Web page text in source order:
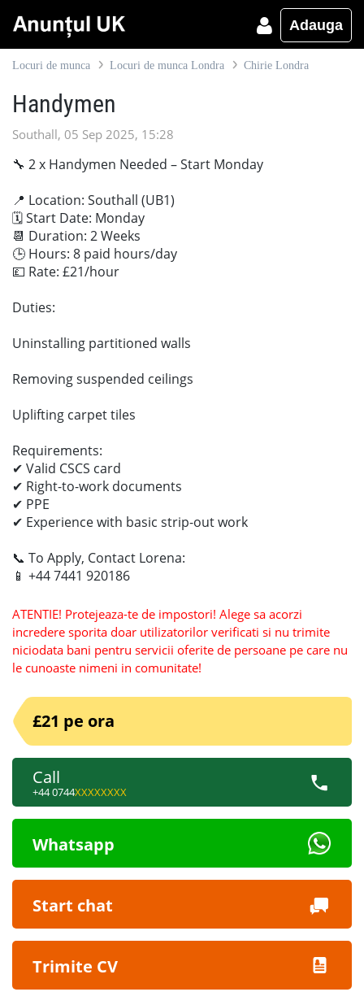
Adauga
Locuri de munca Locuri de munca Londra Chirie Londra
Handymen
Southall, 05 Sep 2025, 15:28
🔧 2 x Handymen Needed – Start Monday
📍 Location: Southall (UB1)
🗓 Start Date: Monday
📆 Duration: 2 Weeks
🕒 Hours: 8 paid hours/day
💷 Rate: £21/hour
Duties:
Uninstalling partitioned walls
Removing suspended ceilings
Uplifting carpet tiles
Requirements:
✔ Valid CSCS card
✔ Right-to-work documents
✔ PPE
✔ Experience with basic strip-out work
📞 To Apply, Contact Lorena:
📱 +44 7441 920186
ATENTIE! Protejeaza-te de impostori! Alege sa acorzi
incredere sporita doar utilizatorilor verificati si nu trimite
niciodata bani pentru servicii oferite de persoane pe care nu
le cunoaste nimeni in comunitate!
£21 pe ora
Call
+44 0744XXXXXXXX
Whatsapp
Start chat
Trimite CV